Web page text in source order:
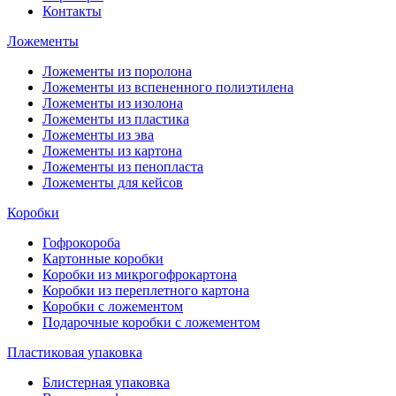
Контакты
Ложементы
Ложементы из поролона
Ложементы из вспененного полиэтилена
Ложементы из изолона
Ложементы из пластика
Ложементы из эва
Ложементы из картона
Ложементы из пенопласта
Ложементы для кейсов
Коробки
Гофрокороба
Картонные коробки
Коробки из микрогофрокартона
Коробки из переплетного картона
Коробки с ложементом
Подарочные коробки с ложементом
Пластиковая упаковка
Блистерная упаковка